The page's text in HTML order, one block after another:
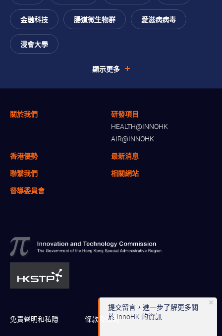
提交留言，進一步了解更多關
於 InnoHK 的資訊
金融科技 腸道微生物群 愛滋病病毒
浸會大學
顯示更多
關於我們
研發項目
HEALTH@INNOHK
AIR@INNOHK
香港優勢
最新消息
聯繫我們
相關網站
督導委員會
免責聲明和私隱 條款及細則